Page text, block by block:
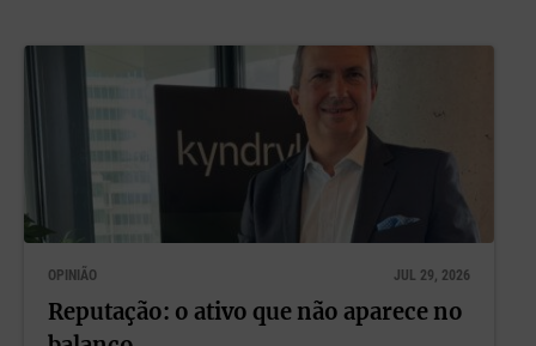
OPINIÃO JUL 29, 2026
Reputação: o ativo que não aparece no